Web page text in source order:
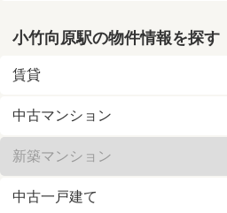
小竹向原駅の物件情報を探す
賃貸
中古マンション
新築マンション
中古一戸建て